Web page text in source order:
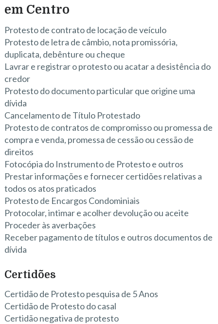
em Centro
Protesto de contrato de locação de veículo
Protesto de letra de câmbio, nota promissória,
duplicata, debênture ou cheque
Lavrar e registrar o protesto ou acatar a desistência do
credor
Protesto do documento particular que origine uma
dívida
Cancelamento de Título Protestado
Protesto de contratos de compromisso ou promessa de
compra e venda, promessa de cessão ou cessão de
direitos
Fotocópia do Instrumento de Protesto e outros
Prestar informações e fornecer certidões relativas a
todos os atos praticados
Protesto de Encargos Condominiais
Protocolar, intimar e acolher devolução ou aceite
Proceder às averbações
Receber pagamento de títulos e outros documentos de
dívida
Certidões
Certidão de Protesto pesquisa de 5 Anos
Certidão de Protesto do casal
Certidão negativa de protesto